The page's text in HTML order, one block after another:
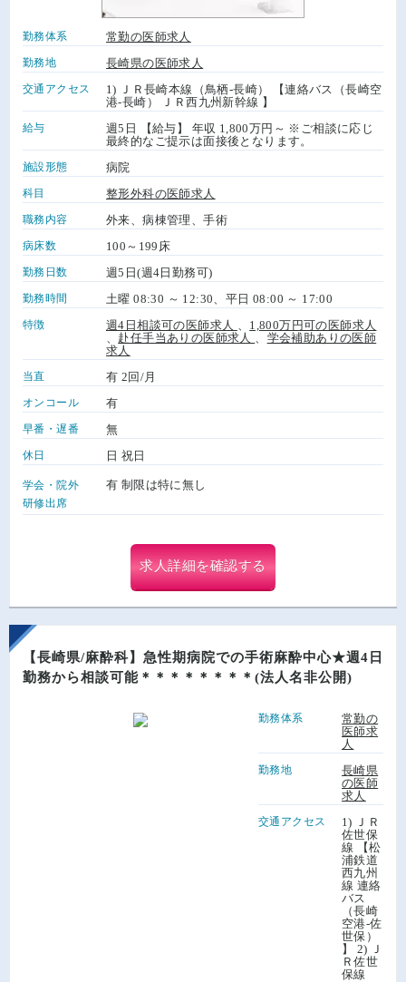
勤務体系 常勤の医師求人
勤務地 長崎県の医師求人
交通アクセス
1) ＪＲ長崎本線（鳥栖-長崎） 【連絡バス（長崎空
港-長崎） ＪＲ西九州新幹線 】
給与
週5日 【給与】 年収 1,800万円～ ※ご相談に応じ
最終的なご提示は面接後となります。
施設形態 病院
科目 整形外科の医師求人
職務内容 外来、病棟管理、手術
病床数 100～199床
勤務日数 週5日(週4日勤務可)
勤務時間 土曜 08:30 ～ 12:30、平日 08:00 ～ 17:00
特徴 週4日相談可の医師求人
1,800万円可の医師求人
赴任手当ありの医師求人
学会補助ありの医師
求人
当直 有 2回/月
オンコール 有
早番・遅番 無
休日 日 祝日
学会・院外
研修出席
有 制限は特に無し
求人詳細を確認する
【長崎県/麻酔科】急性期病院での手術麻酔中心★週4日
勤務から相談可能＊＊＊＊＊＊＊＊(法人名非公開)
勤務体系
常勤の
医師求
人
勤務地
長崎県
の医師
求人
交通アクセス
1) ＪＲ
佐世保
線 【松
浦鉄道
西九州
線 連絡
バス
（長崎
空港-佐
世保）
】 2) Ｊ
Ｒ佐世
保線